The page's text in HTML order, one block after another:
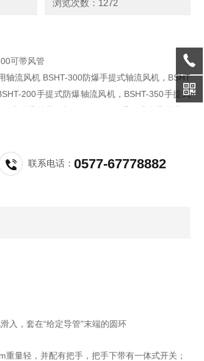
浏览次数：1272
可带风管
式轴流风机，BSHT
200手提式防爆轴流风机，BSHT-350手提式
式防爆轴流风机，BSHT-500手提式防爆轴流风
联系电话：0577-67778882
入，套在“给定导管"末端的圆环
量轻，并配有把手，把手下带有一体式开关；